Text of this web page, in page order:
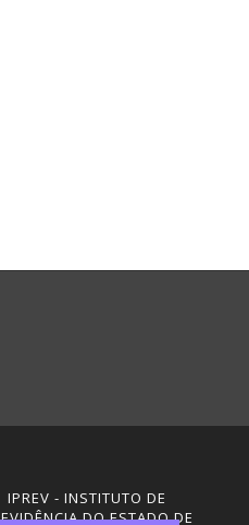
IPREV - INSTITUTO DE
DO ESTADO DE